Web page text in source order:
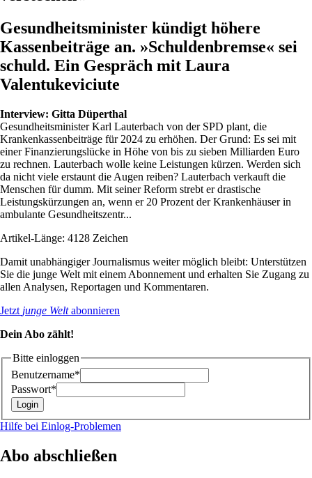
Gesundheitsminister kündigt höhere
Kassenbeiträge an. »Schuldenbremse« sei
schuld. Ein Gespräch mit Laura
Valentukeviciute
Interview: Gitta Düperthal
Gesundheitsminister Karl Lauterbach von der SPD plant, die
Krankenkassenbeiträge für 2024 zu erhöhen. Der Grund: Es sei mit
einer Finanzierungslücke in Höhe von bis zu sieben Milliarden Euro
zu rechnen. Lauterbach wolle keine Leistungen kürzen. Werden sich
da nicht viele erstaunt die Augen reiben? Lauterbach verkauft die
Menschen für dumm. Mit seiner Reform strebt er drastische
Leistungskürzungen an, wenn er 20 Prozent der Krankenhäuser in
ambulante Gesundheitszentr...
Artikel-Länge: 4128 Zeichen
Damit unabhängiger Journalismus weiter möglich bleibt: Unterstützen
Sie die junge Welt mit einem Abonnement und erhalten Sie Zugang zu
allen Analysen, Reportagen und Kommentaren.
Jetzt junge Weltabonnieren
Dein Abo zählt!
Bitte einloggen
Benutzername*
Passwort*
Hilfe bei Einlog-Problemen
Abo abschließen